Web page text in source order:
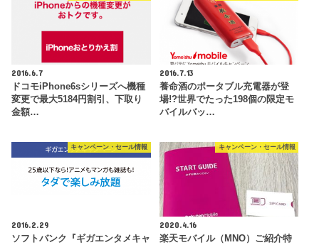
2016.6.7
ドコモiPhone6sシリーズへ機種
変更で最大5184円割引、下取り
金額…
2016.7.13
養命酒のポータブル充電器が登
場!?世界でたった198個の限定モ
バイルバッ…
キャンペーン・セール情報
2016.2.29
ソフトバンク『ギガエンタメキャ
キャンペーン・セール情報
2020.4.16
楽天モバイル（MNO）ご紹介特